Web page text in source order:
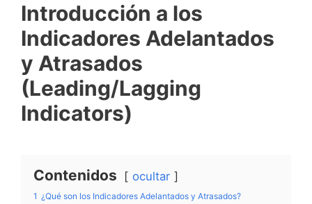
Introducción a los
Indicadores Adelantados
y Atrasados
(Leading/Lagging
Indicators)
Contenidos ocultar
1 ¿Qué son los Indicadores Adelantados y Atrasados?